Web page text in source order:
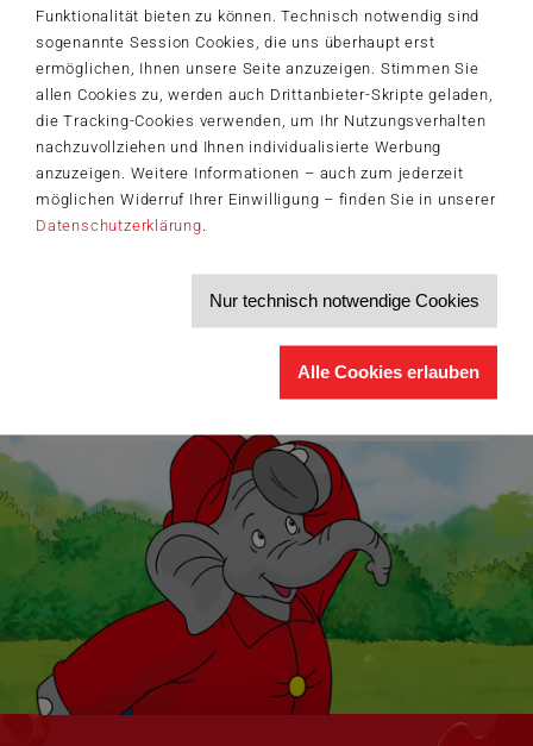
Funktionalität bieten zu können. Technisch notwendig sind
sogenannte Session Cookies, die uns überhaupt erst
ermöglichen, Ihnen unsere Seite anzuzeigen. Stimmen Sie
allen Cookies zu, werden auch Drittanbieter-Skripte geladen,
die Tracking-Cookies verwenden, um Ihr Nutzungsverhalten
nachzuvollziehen und Ihnen individualisierte Werbung
anzuzeigen. Weitere Informationen – auch zum jederzeit
möglichen Widerruf Ihrer Einwilligung – finden Sie in unserer
Datenschutzerklärung
Nur technisch notwendige Cookies
Alle Cookies erlauben
Der Schmidt-Spiele-Newsletter
Jetzt anmelden und 5€ Willkommensrabatt sichern
Bleiben Sie auf dem Laufenden zu Neuheiten, Trends und aktuellen
Themen rund um Schmidt
Spiele – und sichern Sie sich einen
Willkommensgutschein in Höhe von 5€ für Ihren nächsten Einkauf im
Schmidt-Spiele-Shop.
Aktuelle Themen und Trends aus der Spielewelt
Ich möchte den Schmidt-Spiele-Newsletter erhalten. Die Abmeldung ist
>